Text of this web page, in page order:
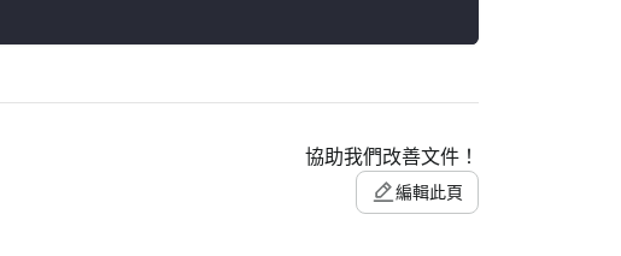
協助我們改善文件！
編輯此頁